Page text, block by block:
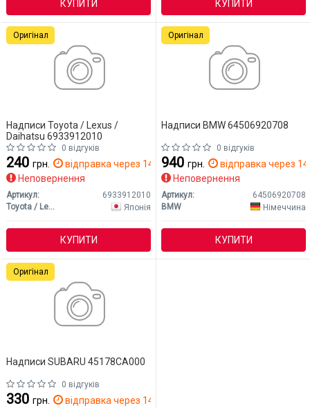
КУПИТИ КУПИТИ
Надписи Toyota / Lexus /
Daihatsu 6933912010
0 відгуків
240 грн.
відправка через 14 дн.
Неповернення
Артикул:
6933912010
Toyota / Lexus / Daihatsu
Японія
КУПИТИ
Оригінал
Надписи BMW 64506920708
0 відгуків
940 грн.
відправка через
Неповернення
Артикул:
64506920708
BMW
Німеччина
КУПИТИ
Оригінал
Надписи SUBARU 45178CA000
0 відгуків
330 грн.
відправка через 14 дн.
Оригінал